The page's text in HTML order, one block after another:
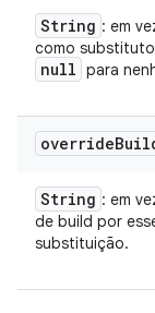
String : em
como
null para
override
String : em
de build por
substituição.